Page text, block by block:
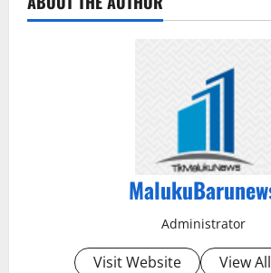
Administrator
Visit Website View